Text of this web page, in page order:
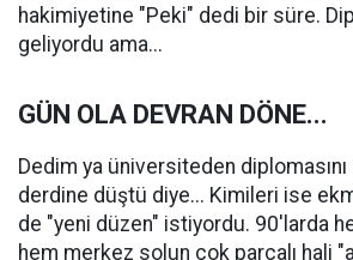
hakimiyetine "Peki" dedi bir süre.
geliyordu ama...
GÜN OLA DEVRAN DÖNE...
Dedim ya üniversiteden
derdine düştü diye... Kimileri ise
de "yeni düzen" istiyordu. 90'larda
hem merkez solun çok parçalı hali